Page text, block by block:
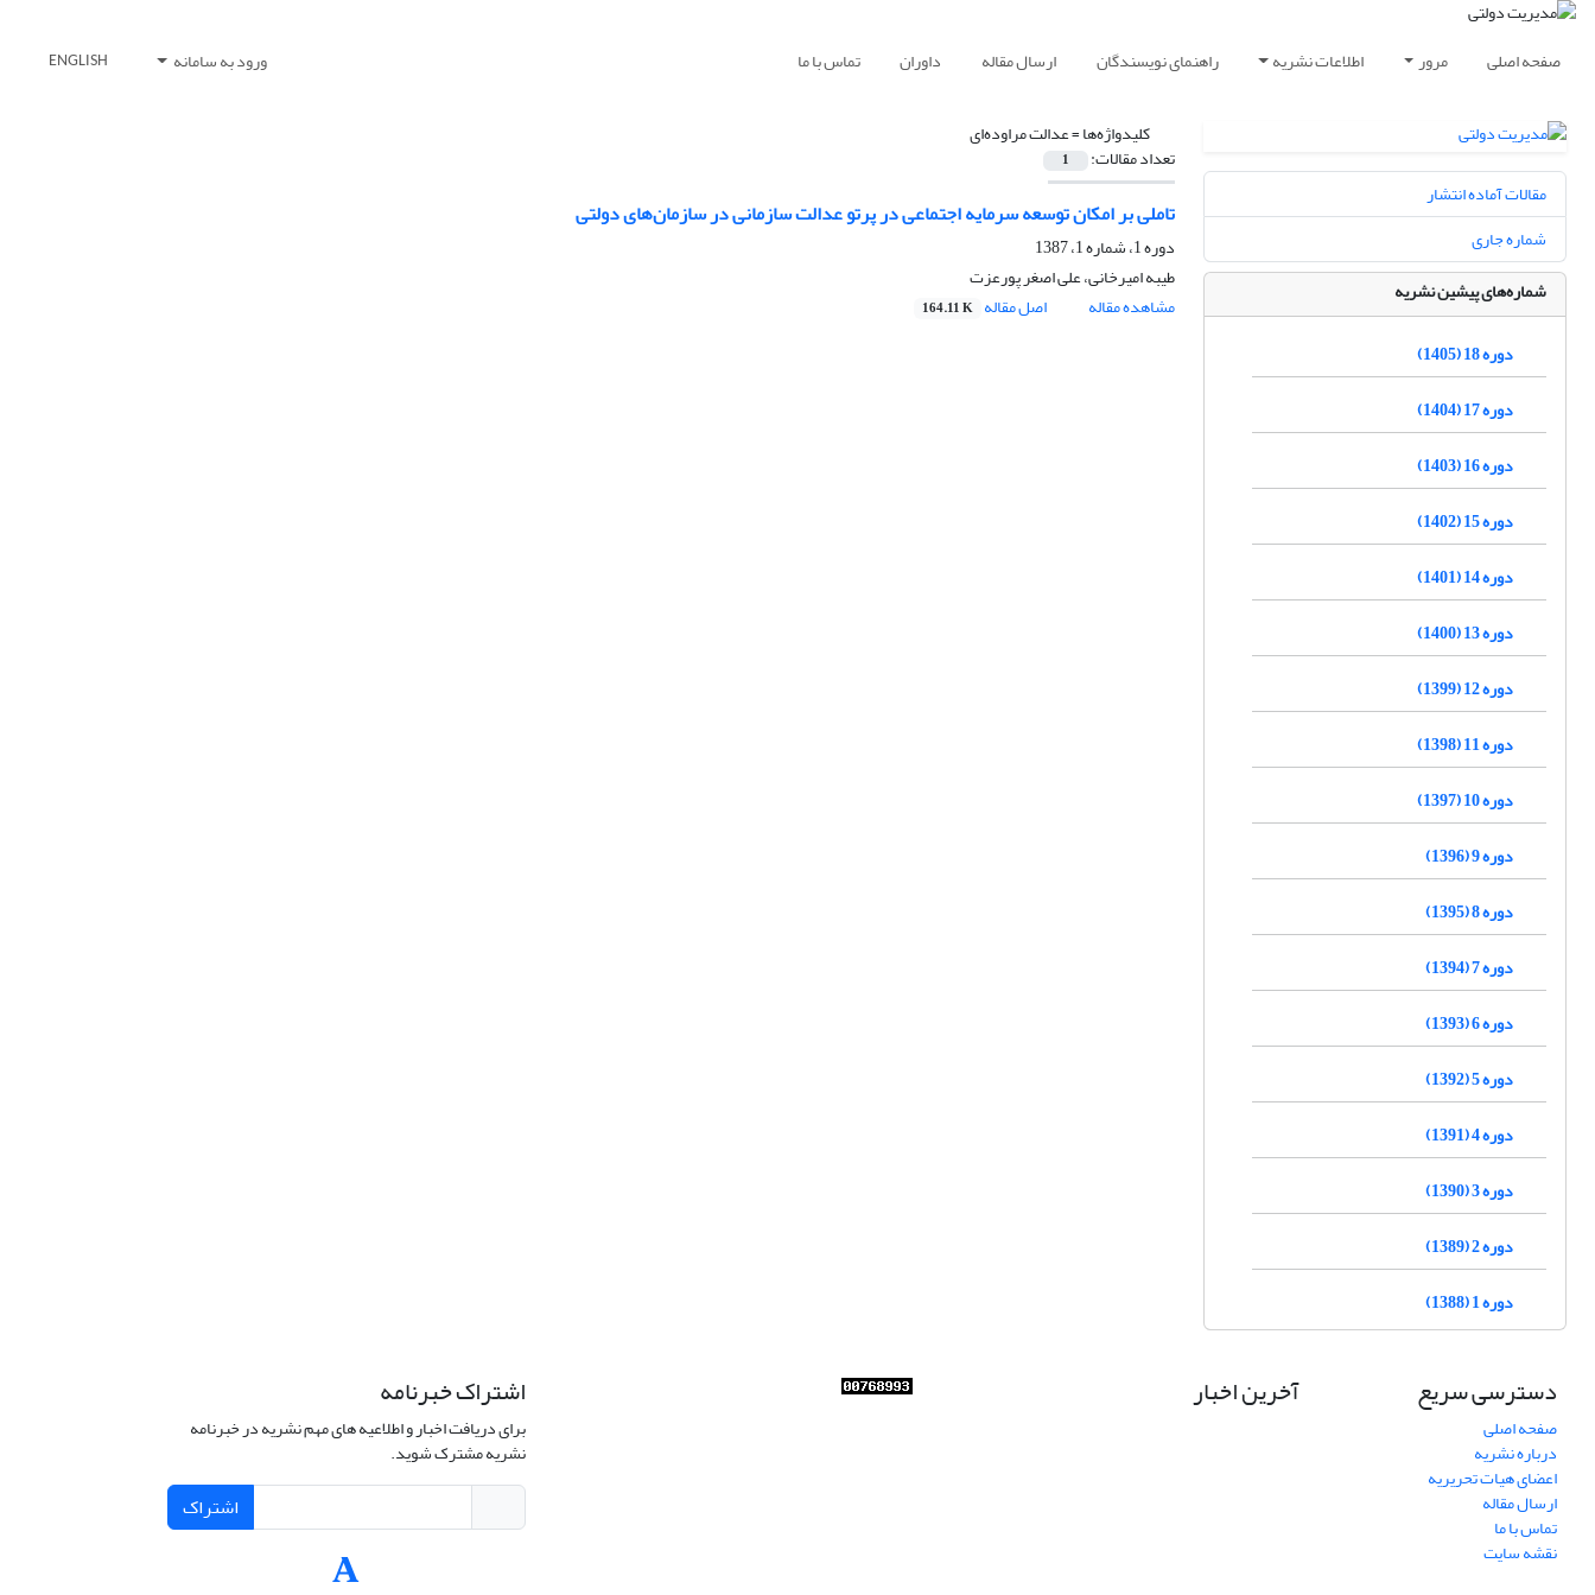
صفحه اصلی مرور اطلاعات نشریه راهنمای نویسندگان ارسال مقاله داوران تماس با ما ورود به سامانه ENGLISH
کلیدواژه‌ها =عدالت مراوده‌ای
تعداد مقالات: 1
تاملی بر امکان توسعه سرمایه اجتماعی در پرتو عدالت سازمانی در سازمان‌های دولتی
دوره 1، شماره 1، 1387
طیبه امیرخانی، علی اصغر پورعزت
مشاهده مقاله
اصل مقاله 164.11 K
مقالات آماده انتشار
شماره جاری
شماره‌های پیشین نشریه
دوره 18 (1405)
دوره 17 (1404)
دوره 16 (1403)
دوره 15 (1402)
دوره 14 (1401)
دوره 13 (1400)
دوره 12 (1399)
دوره 11 (1398)
دوره 10 (1397)
دوره 9 (1396)
دوره 8 (1395)
دوره 7 (1394)
دوره 6 (1393)
دوره 5 (1392)
دوره 4 (1391)
دوره 3 (1390)
دوره 2 (1389)
دوره 1 (1388)
دسترسی سریع
صفحه اصلی
درباره نشریه
اعضای هیات تحریریه
ارسال مقاله
تماس با ما
نقشه سایت
آخرین اخبار اشتراک خبرنامه
برای دریافت اخبار و اطلاعیه های مهم نشریه در خبرنامه
نشریه مشترک شوید.
اشتراک